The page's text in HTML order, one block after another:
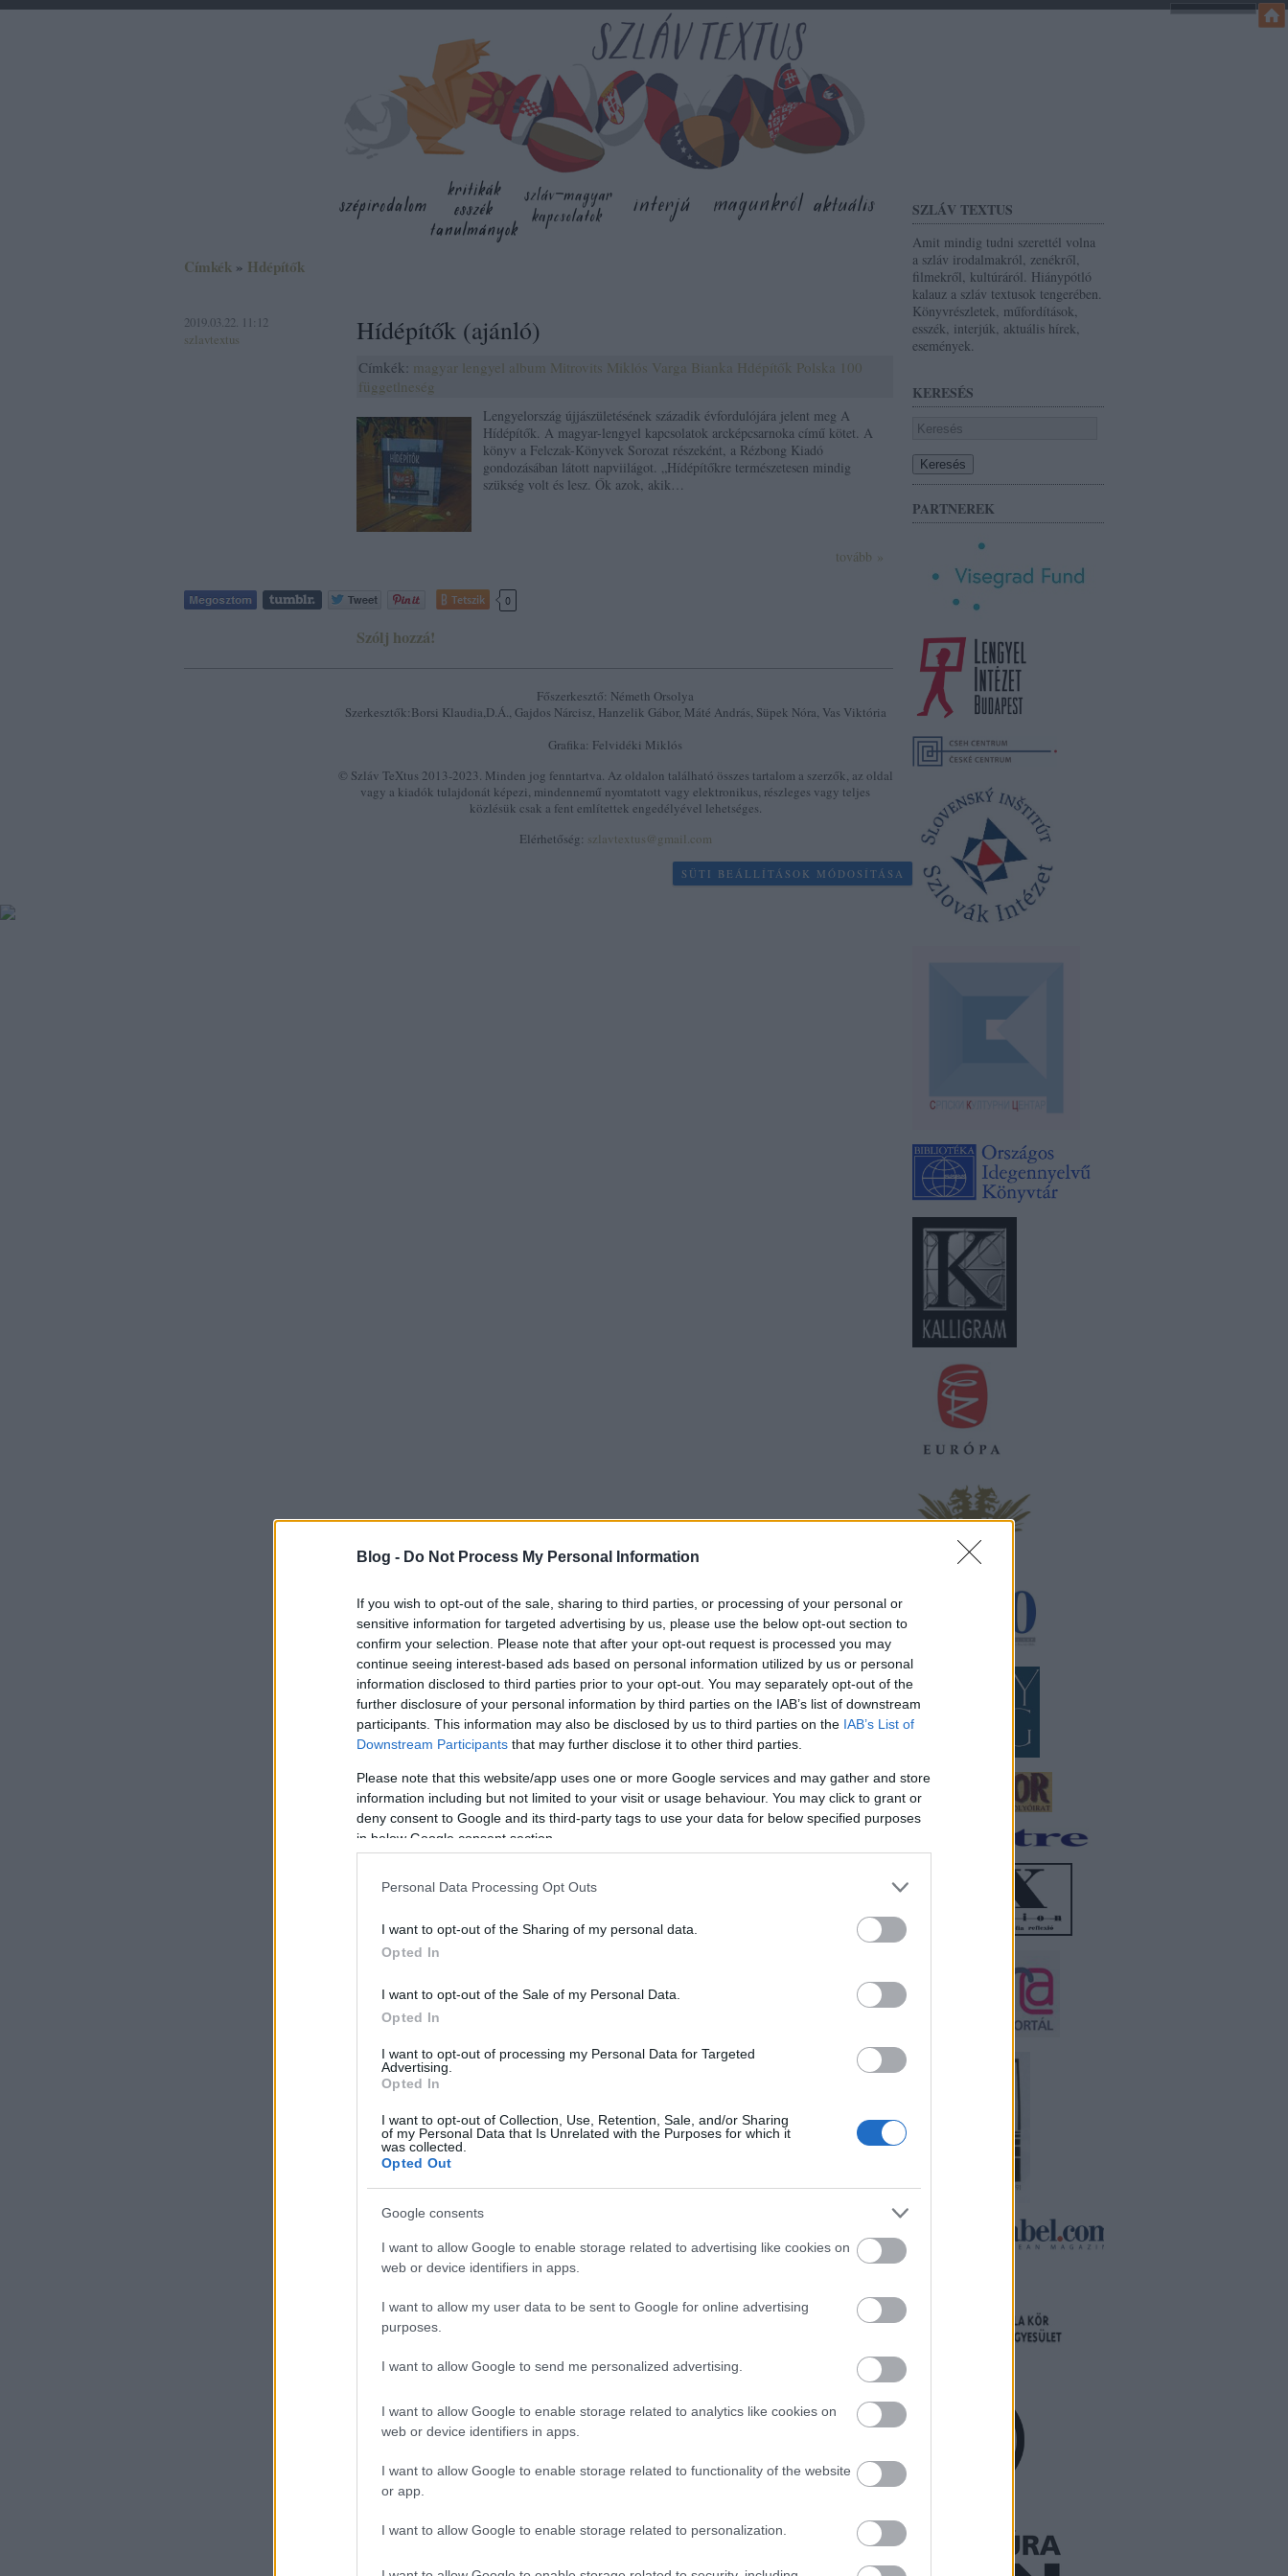
Blog - Do Not Process My Personal Information
If you wish to opt-out of the sale, sharing to third parties, or processing of your personal or
sensitive information for targeted advertising by us, please use the below opt-out section to
confirm your selection. Please note that after your opt-out request is processed you may
continue seeing interest-based ads based on personal information utilized by us or personal
information disclosed to third parties prior to your opt-out. You may separately opt-out of the
further disclosure of your personal information by third parties on the IAB’s list of downstream
participants. This information may also be disclosed by us to third parties on the IAB’s List of
Downstream Participants that may further disclose it to other third parties.
Please note that this website/app uses one or more Google services and may gather and store
information including but not limited to your visit or usage behaviour. You may click to grant or
deny consent to Google and its third-party tags to use your data for below specified purposes
in below Google consent section.
Personal Data Processing Opt Outs
I want to opt-out of the Sharing of my personal data.
Opted In
I want to opt-out of the Sale of my Personal Data.
Opted In
I want to opt-out of processing my Personal Data for Targeted
Advertising.
Opted In
I want to opt-out of Collection, Use, Retention, Sale, and/or Sharing
of my Personal Data that Is Unrelated with the Purposes for which it
was collected.
Opted Out
Google consents
I want to allow Google to enable storage related to advertising like cookies on
web or device identifiers in apps.
I want to allow my user data to be sent to Google for online advertising
purposes.
I want to allow Google to send me personalized advertising.
I want to allow Google to enable storage related to analytics like cookies on
web or device identifiers in apps.
I want to allow Google to enable storage related to functionality of the website
or app.
I want to allow Google to enable storage related to personalization.
SZLÁV TEXTUS
Amit mindig tudni szerettél volna
a szláv irodalmakról, zenékről,
filmekről, kultúráról. Hiánypótló
kalauz a szláv textusok tengerében.
Könyvrészletek, műfordítások,
esszék, interjúk, aktuális hírek,
események.
KERESÉS
PARTNEREK
Címkék » Hdépítők
2019.03.22. 11:12
szlavtextus
Hídépítők (ajánló)
Címkék: magyar lengyel album Mitrovits Miklós Varga Bianka Hdépítők Polska 100
függetlneség
Lengyelország újjászületésének századik évfordulójára jelent meg A
Hídépítők. A magyar-lengyel kapcsolatok arcképcsarnoka című kötet. A
könyv a Felczak-Könyvek Sorozat részeként, a Rézbong Kiadó
gondozásában látott napviilágot. „Hídépítőkre természetesen mindig
szükség volt és lesz. Ők azok, akik…
tovább »
Tetszik 0
Szólj hozzá!
Főszerkesztő: Németh Orsolya
Szerkesztők:Borsi Klaudia,D.Á., Gajdos Nárcisz, Hanzelik Gábor, Máté András, Süpek Nóra, Vas Viktória
Grafika: Felvidéki Miklós
© Szláv TeXtus 2013-2023. Minden jog fenntartva. Az oldalon található összes tartalom a szerzők, az oldal
vagy a kiadók tulajdonát képezi, mindennemű nyomtatott vagy elektronikus, részleges vagy teljes
közlésük csak a fent említettek engedélyével lehetséges.
Elérhetőség: szlavtextus@gmail.com
SÜTI BEÁLLÍTÁSOK MÓDOSÍTÁSA